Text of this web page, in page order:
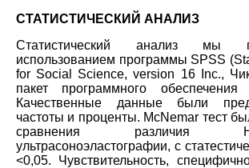
СТАТИСТИЧЕСКИЙ АНАЛИЗ
Статистический анализ мы
использованием программы SPSS
for Social Science, version 16 Inc.,
пакет программного
Качественные данные были
частоты и проценты. McNemar тест
сравнения
ультрасоноэластографии, с
<0,05. Чувствительность,